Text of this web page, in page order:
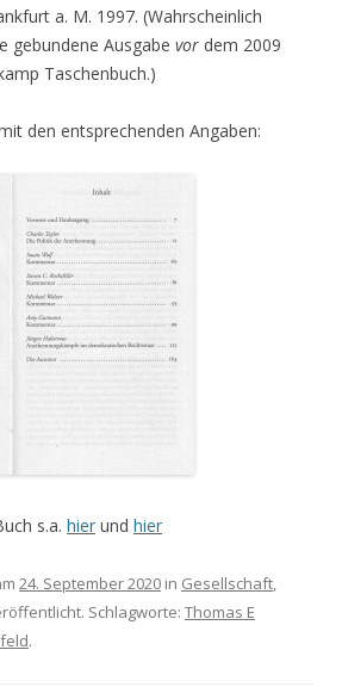
a. M. 1997. (Wahrscheinlich
gebundene Ausgabe vor dem 2009
Taschenbuch.)
den entsprechenden Angaben:
s.a. hier und hier
24. September 2020 in Gesellschaft,
Schlagworte: Thomas E
.